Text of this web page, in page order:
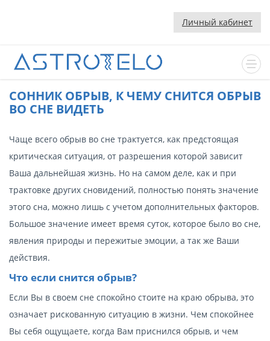
Личный кабинет
CОННИК ОБРЫВ, К ЧЕМУ СНИТСЯ ОБРЫВ
ВО СНЕ ВИДЕТЬ
Чаще всего обрыв во сне трактуется, как предстоящая
критическая ситуация, от разрешения которой зависит
Ваша дальнейшая жизнь. Но на самом деле, как и при
трактовке других сновидений, полностью понять значение
этого сна, можно лишь с учетом дополнительных факторов.
Большое значение имеет время суток, которое было во сне,
явления природы и пережитые эмоции, а так же Ваши
действия.
Что если снится обрыв?
Если Вы в своем сне спокойно стоите на краю обрыва, это
означает рискованную ситуацию в жизни. Чем спокойнее
Вы себя ощущаете, когда Вам приснился обрыв, и чем